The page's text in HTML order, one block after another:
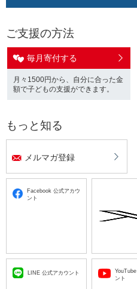
ご支援の方法
毎月寄付する
月々1500円から、自分に合った金
額で子どもの支援ができます。
もっと知る
メルマガ登録
Facebook 公式アカウ
ント
LINE 公式アカウント
ント